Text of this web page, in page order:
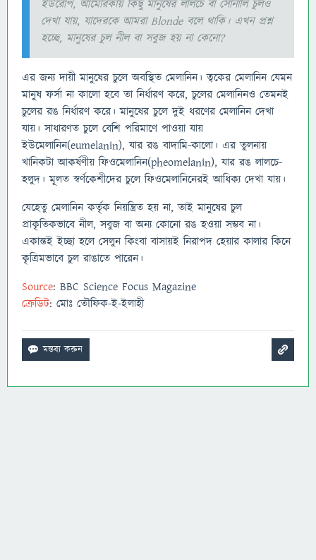
ইউরোপ, আমেরিকায় কিছু মানুষের লালচে বা সোনালি চুলও
দেখা যায়, যাদেরকে আমরা Blonde বলে থাকি। এখন প্রশ্ন
হচ্ছে, মানুষের চুল নীল বা সবুজ হয় না কেনো?
এর জন্য দায়ী মানুষের চুলে অবস্থিত মেলানিন। ত্বকের মেলানিন যেমন
মানুষ ফর্সা না কালো হবে তা নির্ধারণ করে, চুলের মেলানিনও তেমনই
চুলের রঙ নির্ধারণ করে। মানুষের চুলে দুই ধরণের মেলানিন দেখা
যায়। সাধারণত চুলে বেশি পরিমাণে পাওয়া যায়
ইউমেলানিন(eumelanin), যার রঙ বাদামি-কালো। এর তুলনায়
খানিকটা আকর্ষণীয় ফিওমেলানিন(pheomelanin), যার রঙ লালচে-
হলুদ। মূলত স্বর্ণকেশীদের চুলে ফিওমেলানিনেরই আধিক্য দেখা যায়।
যেহেতু মেলানিন কর্তৃক নিয়ন্ত্রিত হয় না, তাই মানুষের চুল
প্রাকৃতিকভাবে নীল, সবুজ বা অন্য কোনো রঙ হওয়া সম্ভব না।
একান্তই ইচ্ছা হলে সেলুন কিংবা বাসায়ই নিরাপদ হেয়ার কালার কিনে
কৃত্রিমভাবে চুল রাঙাতে পারেন।
Source: BBC Science Focus Magazine
ক্রেডিট: মোঃ তৌফিক-ই-ইলাহী